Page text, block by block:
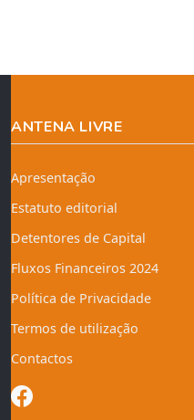
ANTENA LIVRE
Apresentação
Estatuto editorial
Detentores de Capital
Fluxos Financeiros 2024
Política de Privacidade
Termos de utilização
Contactos